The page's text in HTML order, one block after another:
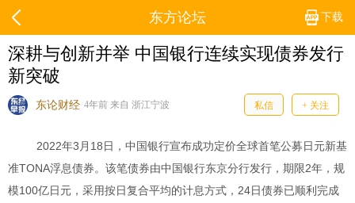
下载
东方论坛
深耕与创新并举 中国银行连续实现债券发行
新突破
东论财经 4年前 来自 浙江宁波 私信 + 关注
2022年3 月 18 日，中国银行宣布成功定价全球首笔公募日元新基
准TONA浮息债券。该笔债券由中国银行东京分行发行，期限2年，规
模100亿日元，采用按日复合平均的计息方式， 24 日债券已顺利完成